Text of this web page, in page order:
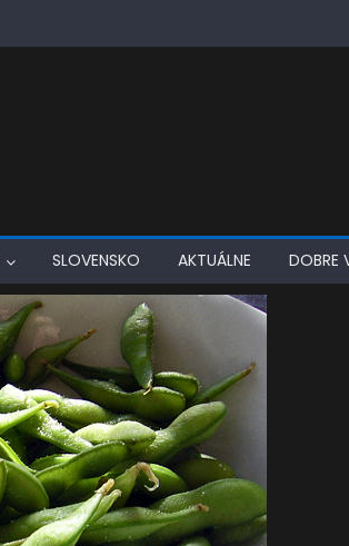
SLOVENSKO AKTUÁLNE DOBRE